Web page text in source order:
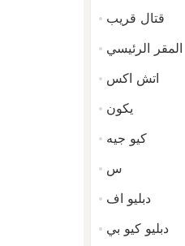
قتال قريب
المقر الرئيسي
اتش اكس
يكون
كيو جيه
س
دبليو اف
دبليو كيو بي